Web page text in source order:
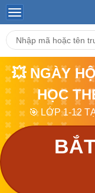
💥 NGÀY
HỌC
🎯 LỚP 1-12